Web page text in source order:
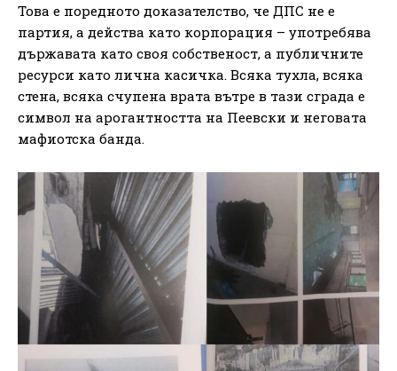
Това е поредното доказателство, че ДПС не е
партия, а действа като корпорация – употребява
държавата като своя собственост, а публичните
ресурси като лична касичка. Всяка тухла, всяка
стена, всяка счупена врата вътре в тази сграда е
символ на арогантността на Пеевски и неговата
мафиотска банда.